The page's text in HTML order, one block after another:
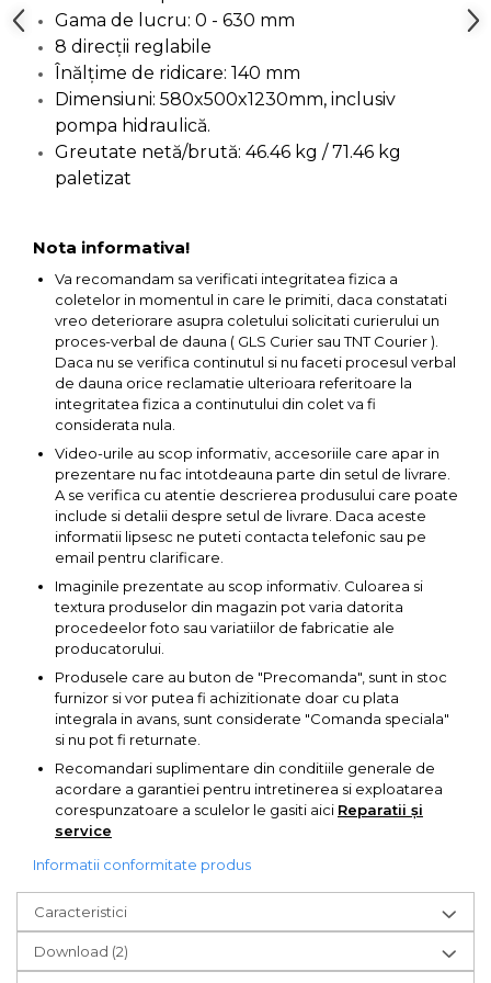
Chingi Auto & Coarde
Elastice
auto
esapament
Surubelnite
Scule Tamplarie
Gaurit si Slefuit
Truse Scule
Baroase
Set Biti
Adaptoare Pentru Biti
Indoit Tevi
Ciocane Profesionale
Pile Metalice
Clesti
Scule Electrician
Subler
Topoare & Toporisti
Sarpe Desfundat Tevi
Nivele
Ruleta de Masurat
Dalta si dornuri
Rigla de Masurat Pentru
Constructii
Scule Unelte Accesorii
Gama de lucru: 0 - 630 mm
8 direcții reglabile
Înălțime de ridicare: 140 mm
Dimensiuni: 580x500x1230mm, inclusiv
pompa hidraulică.
Greutate netă/brută: 46.46 kg / 71.46 kg
paletizat
Nota informativa!
Va recomandam sa verificati integritatea fizica a
coletelor in momentul in care le primiti, daca constatati
vreo deteriorare asupra coletului solicitati curierului un
proces-verbal de dauna ( GLS Curier sau TNT Courier ).
Daca nu se verifica continutul si nu faceti procesul verbal
de dauna orice reclamatie ulterioara referitoare la
integritatea fizica a continutului din colet va fi
considerata nula.
Video-urile au scop informativ, accesoriile care apar in
prezentare nu fac intotdeauna parte din setul de livrare.
A se verifica cu atentie descrierea produsului care poate
include si detalii despre setul de livrare. Daca aceste
informatii lipsesc ne puteti contacta telefonic sau pe
email pentru clarificare.
Imaginile prezentate au scop informativ. Culoarea si
textura produselor din magazin pot varia datorita
procedeelor foto sau variatiilor de fabricatie ale
producatorului.
Produsele care au buton de "Precomanda", sunt in stoc
furnizor si vor putea fi achizitionate doar cu plata
integrala in avans, sunt considerate "Comanda speciala"
si nu pot fi returnate.
Recomandari suplimentare din conditiile generale de
acordare a garantiei pentru intretinerea si exploatarea
corespunzatoare a sculelor le gasiti aici Reparatii și
service
Informatii conformitate produs
Caracteristici
Download (2)